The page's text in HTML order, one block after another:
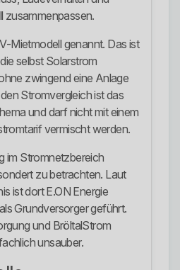
zusammenpassen.
Mietmodell genannt. Das ist
selbst Solarstrom
zwingend eine Anlage
Stromvergleich ist das
und darf nicht mit einem
vermischt werden.
im Stromnetzbereich
zu betrachten. Laut
ist dort E.ON Energie
Grundversorger geführt.
und BröltalStrom
unsauber.